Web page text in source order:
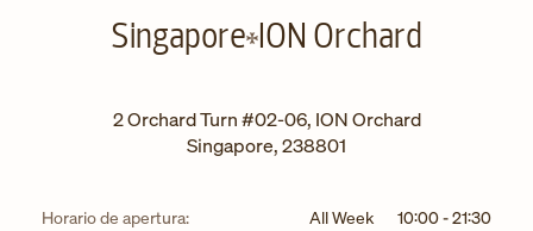
Singapore ION Orchard
2 Orchard Turn #02-06, ION Orchard
Singapore,238801
Horario de apertura: All Week 10:00-21:30